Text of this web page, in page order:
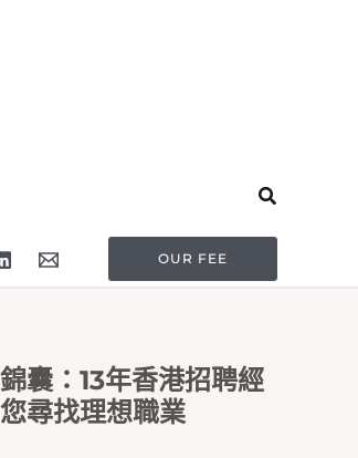
Search
OUR FEE
囊：13年香港招聘經
尋找理想職業